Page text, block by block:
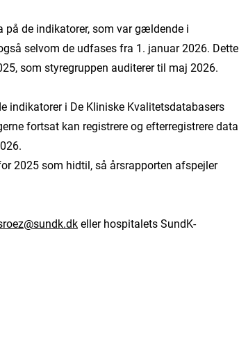
på de indikatorer, som var gældende i
selvom de udfases fra 1. januar 2026. Dette
som styregruppen auditerer til maj 2026.
indikatorer i De Kliniske Kvalitetsdatabasers
fortsat kan registrere og efterregistrere data
2025 som hidtil, så årsrapporten afspejler
eller hospitalets SundK-